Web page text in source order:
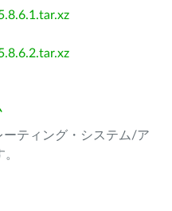
ーティング・システム/ア